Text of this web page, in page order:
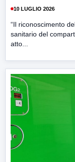
10 LUGLIO 2026
“Il riconoscimento
sanitario del
atto...